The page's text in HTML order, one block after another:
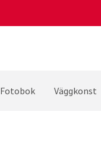
Fotobok Väggkonst